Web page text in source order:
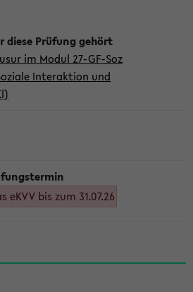
im Modul 27-GF-Soz
Interaktion und
bis zum 31.07.26